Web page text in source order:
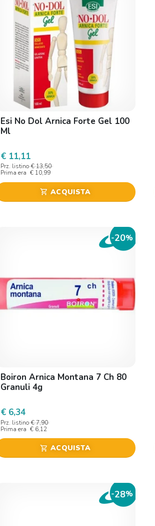
Esi No Dol Arnica Forte Gel 100
Ml
€ 11,11
Prz. listino € 13,50
Prima era € 10,99
shopping_cart ACQUISTA
-20%
Boiron Arnica Montana 7 Ch 80
Granuli 4g
€ 6,34
Prz. listino € 7,90
Prima era € 6,12
shopping_cart ACQUISTA
-28%